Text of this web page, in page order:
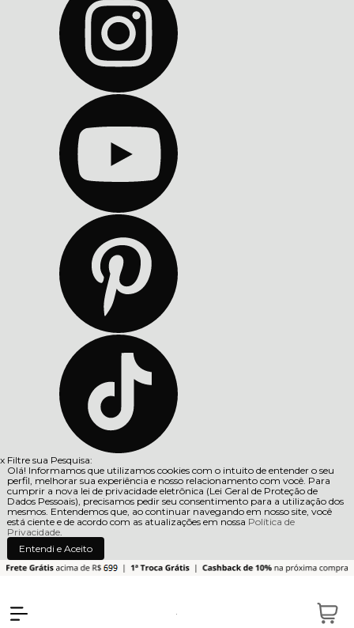
x Filtre sua Pesquisa:
Olá! Informamos que utilizamos cookies com o intuito de entender o seu
perfil, melhorar sua experiência e nosso relacionamento com você. Para
cumprir a nova lei de privacidade eletrônica (Lei Geral de Proteção de
Dados Pessoais), precisamos pedir seu consentimento para a utilização dos
mesmos. Entendemos que, ao continuar navegando em nosso site, você
está ciente e de acordo com as atualizações em nossa Política de
Privacidade.
Entendi e Aceito